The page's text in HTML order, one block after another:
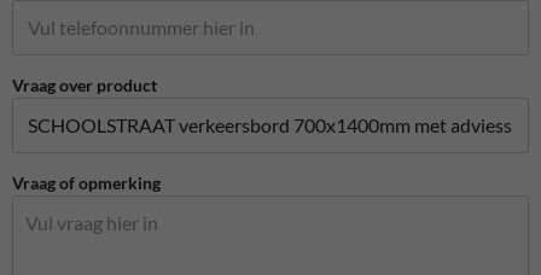
Vraag over product
Vraag of opmerking